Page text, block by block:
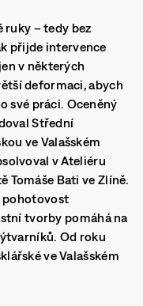
ruky – tedy bez
přijde intervence
v některých
deformaci, abych
své práci. Oceněný
Střední
ve Valašském
v Ateliéru
Tomáše Bati ve Zlíně.
pohotovost
tvorby pomáhá na
Od roku
ve Valašském